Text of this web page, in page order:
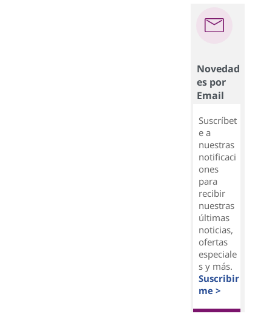
Novedad
es por
Email
Suscríbet
e a
nuestras
notificaci
ones
para
recibir
nuestras
últimas
noticias,
ofertas
especiale
s y más.
Suscribir
me >